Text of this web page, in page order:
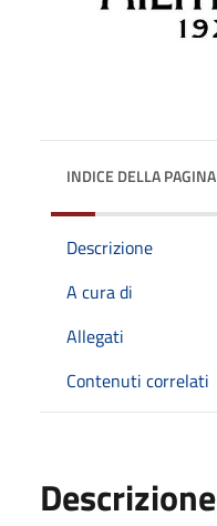
INDICE DELLA PAGINA
Descrizione
A cura di
Allegati
Contenuti correlati
Descrizione